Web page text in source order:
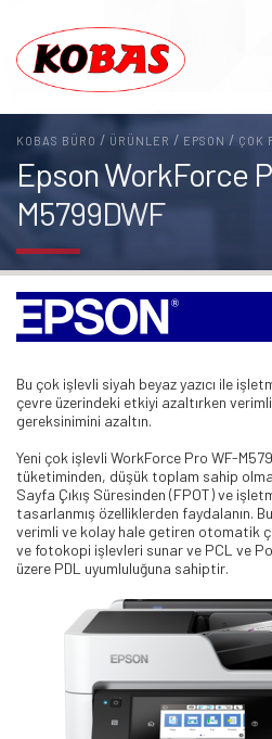
KOBAS BÜRO / ÜRÜNLER / EPSON / ÇOK
Epson WorkForce
M5799DWF
Bu çok işlevli siyah beyaz yazıcı ile
çevre üzerindeki etkiyi azaltırken
gereksinimini azaltın.
Yeni çok işlevli WorkForce Pro WF-
tüketiminden, düşük toplam sahip olma
Sayfa Çıkış Süresinden (FPOT) ve
tasarlanmış özelliklerden faydalanın.
verimli ve kolay hale getiren otomatik
ve fotokopi işlevleri sunar ve PCL ve
üzere PDL uyumluluğuna sahiptir.